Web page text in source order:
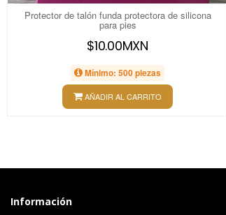
Protector de talón funda protectora de silicona
para pies
$10.00MXN
Mínimo: 500 piezas
AÑADIR AL CARRITO
Información